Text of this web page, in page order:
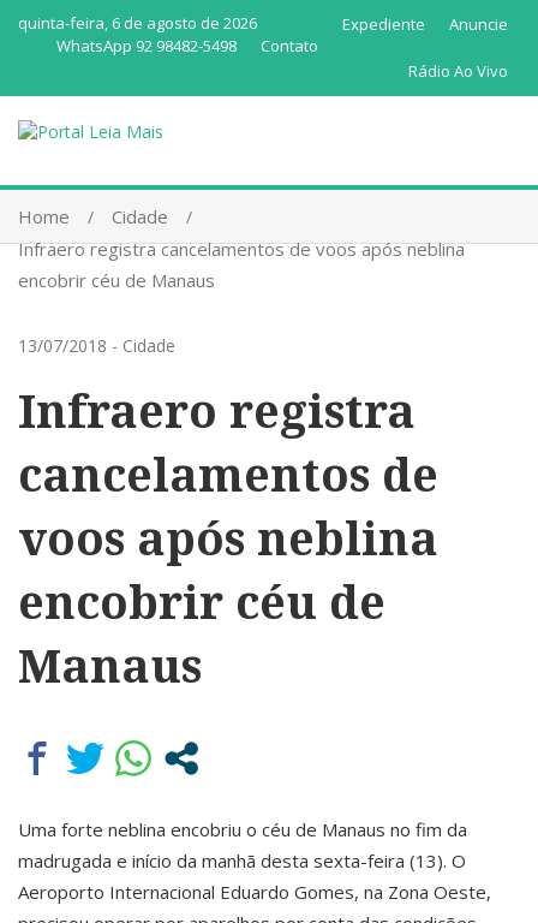
quinta-feira, 6 de agosto de 2026 Anuncie
Expediente
Contato
WhatsApp 92 98482-5498
Rádio Ao Vivo
Home
Cidade
Infraero registra cancelamentos de voos após neblina
encobrir céu de Manaus
13/07/2018 - Cidade
Infraero registra
cancelamentos de
voos após neblina
encobrir céu de
Manaus
Uma forte neblina encobriu o céu de Manaus no fim da
madrugada e início da manhã desta sexta-feira (13). O
Aeroporto Internacional Eduardo Gomes, na Zona Oeste,